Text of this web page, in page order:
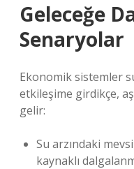
Geleceğe
Senaryolar
Ekonomik sistemler
etkileşime girdikçe,
gelir:
Su arzındaki
kaynaklı